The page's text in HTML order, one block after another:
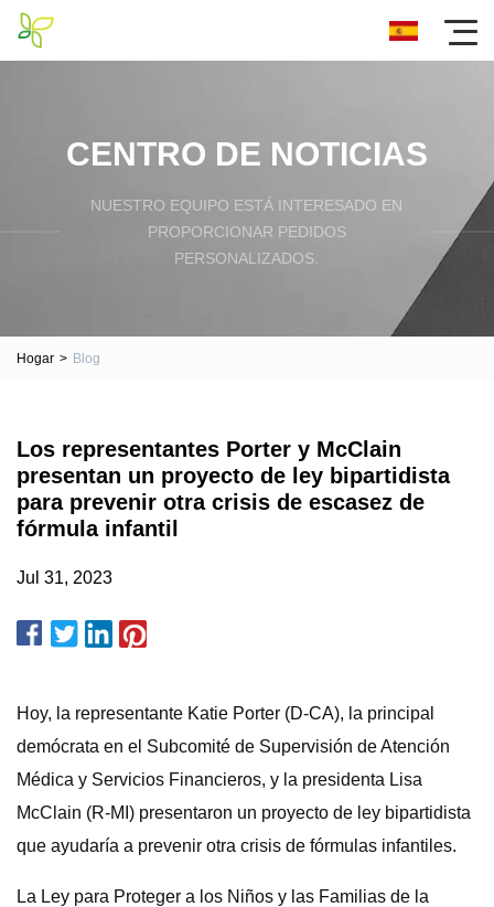
CENTRO DE NOTICIAS
NUESTRO EQUIPO ESTÁ INTERESADO EN
PROPORCIONAR PEDIDOS
PERSONALIZADOS.
Hogar > Blog
Los representantes Porter y McClain
presentan un proyecto de ley bipartidista
para prevenir otra crisis de escasez de
fórmula infantil
Jul 31, 2023
Hoy, la representante Katie Porter (D-CA), la principal
demócrata en el Subcomité de Supervisión de Atención
Médica y Servicios Financieros, y la presidenta Lisa
McClain (R-MI) presentaron un proyecto de ley bipartidista
que ayudaría a prevenir otra crisis de fórmulas infantiles.
La Ley para Proteger a los Niños y las Familias de la